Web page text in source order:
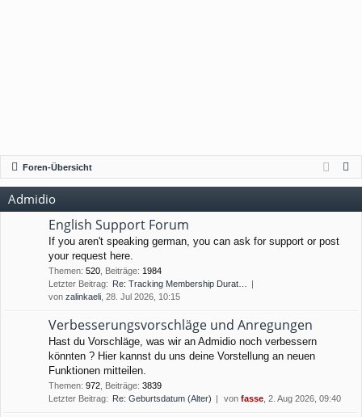
Foren-Übersicht
Admidio
English Support Forum
If you aren't speaking german, you can ask for support or post
your request here.
Themen: 520 Beiträge: 1984
Letzter Beitrag: Re: Tracking Membership Durat…
von zalinkaeli , 28. Jul 2026, 10:15
Verbesserungsvorschläge und Anregungen
Hast du Vorschläge, was wir an Admidio noch verbessern
könnten ? Hier kannst du uns deine Vorstellung an neuen
Funktionen mitteilen.
Themen: 972 Beiträge: 3839
Letzter Beitrag: Re: Geburtsdatum (Alter) von fasse , 2. Aug 2026, 09:40